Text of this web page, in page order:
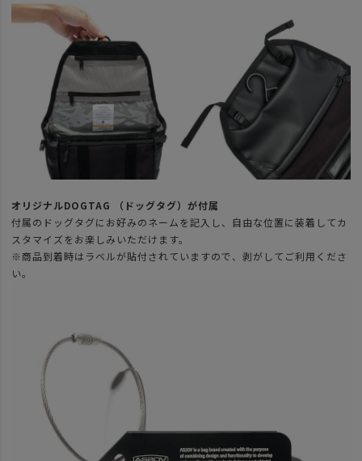
オリジナルDOGTAG （ドッグタグ）が付属
付属のドッグタグにお好みのネームを記入し、自由な位置に装着してカ
スタマイズをお楽しみいただけます。
※商品到着時はラベルが貼付されていますので、剥がしてご利用くださ
い。